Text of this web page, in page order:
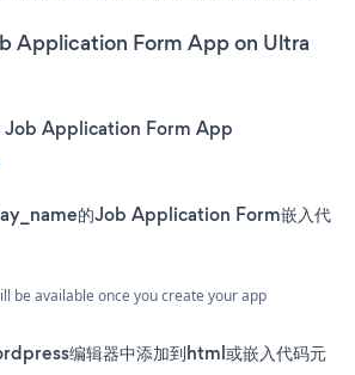
Application Form App on Ultra
Job Application Form App
的Job Application Form嵌入代
be available once you create your app
编辑器中添加到html或嵌入代码元